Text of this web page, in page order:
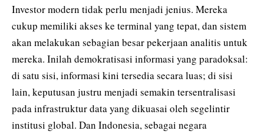
Investor modern tidak perlu menjadi jenius. Mereka
cukup memiliki akses ke terminal yang tepat, dan sistem
akan melakukan sebagian besar pekerjaan analitis untuk
mereka. Inilah demokratisasi informasi yang paradoksal:
di satu sisi, informasi kini tersedia secara luas; di sisi
lain, keputusan justru menjadi semakin tersentralisasi
pada infrastruktur data yang dikuasai oleh segelintir
institusi global. Dan Indonesia, sebagai negara